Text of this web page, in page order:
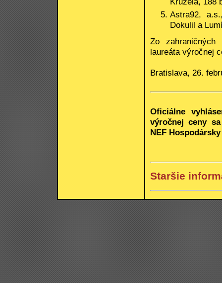
Astra92,
Dokulil a
Zo
laureáta výročnej
Bratislava, 26.
Oficiálne
výročnej ceny
NEF
Staršie